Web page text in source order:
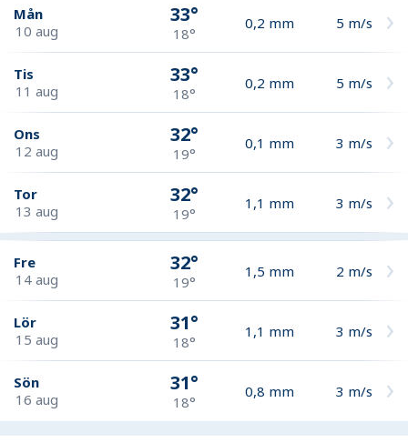
Mån
10 aug
33°
18°
0,2 mm 5 m/s
Tis
11 aug
33°
18°
0,2 mm 5 m/s
Ons
12 aug
32°
19°
0,1 mm 3 m/s
Tor
13 aug
32°
19°
1,1 mm 3 m/s
Fre
14 aug
32°
19°
1,5 mm 2 m/s
Lör
15 aug
31°
18°
1,1 mm 3 m/s
Sön
16 aug
31°
18°
0,8 mm 3 m/s